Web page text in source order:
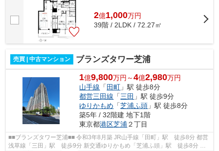
2億1,000万円
39階 / 2LDK / 72.27㎡
売買 | 中古マンション ブランズタワー芝浦
1億9,800万円～4億2,980万円
山手線 「 田町 」駅 徒歩8分
都営三田線 「三田 」駅 徒歩9分
ゆりかもめ 「芝浦ふ頭 」駅 徒歩8分
築5年 / 32階建 地下1階
東京都港区芝浦 ２丁目
■■ブランズタワー芝浦■■ 令和3年8月築 JR山手線「田町」駅 徒歩8分 都営
浅草線「三田」駅 徒歩9分 新交通ゆりかもめ「芝浦ふ頭」駅 徒歩8分 ペ